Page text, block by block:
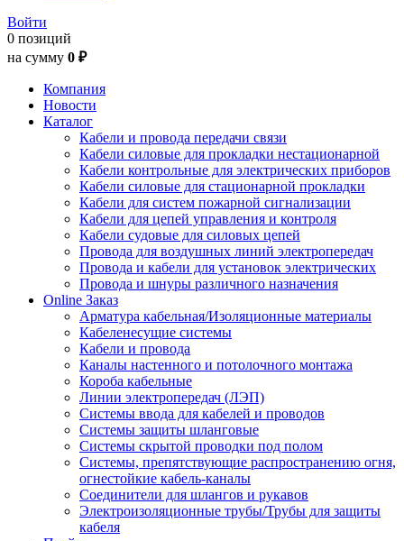
Войти
0 позиций
на сумму 0 ₽
Компания
Новости
Каталог
Кабели и провода передачи связи
Кабели силовые для прокладки нестационарной
Кабели контрольные для электрических приборов
Кабели силовые для стационарной прокладки
Кабели для систем пожарной сигнализации
Кабели для цепей управления и контроля
Кабели судовые для силовых цепей
Провода для воздушных линий электропередач
Провода и кабели для установок электрических
Провода и шнуры различного назначения
Online Заказ
Арматура кабельная/Изоляционные материалы
Кабеленесущие системы
Кабели и провода
Каналы настенного и потолочного монтажа
Короба кабельные
Линии электропередач (ЛЭП)
Системы ввода для кабелей и проводов
Системы защиты шланговые
Системы скрытой проводки под полом
Системы, препятствующие распространению огня,
огнестойкие кабель-каналы
Соединители для шлангов и рукавов
Электроизоляционные трубы/Трубы для защиты
кабеля